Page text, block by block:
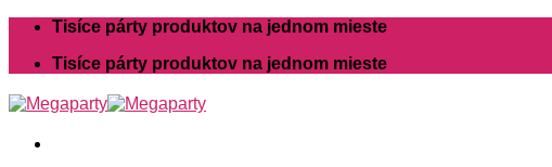
Skip
content
Tisíce párty produktov na jednom mieste
Tisíce párty produktov na jednom mieste